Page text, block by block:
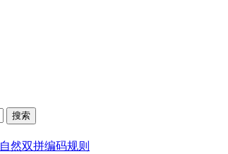
搜索
自然双拼编码规则